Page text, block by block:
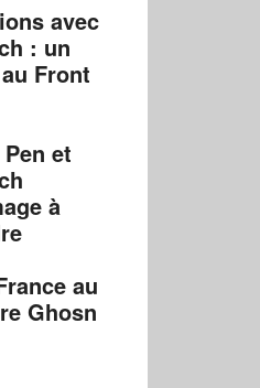
avec
: un
Front
et
à
au
Ghosn